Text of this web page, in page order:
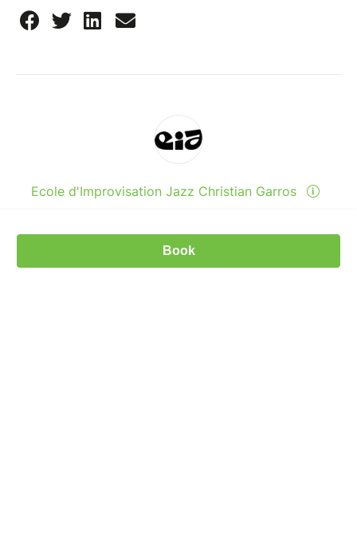
Ecole d'Improvisation Jazz Christian Garros
Saint-Aignan, France
06 08 52 17 37
Book